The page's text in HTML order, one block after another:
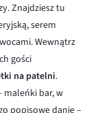
Znajdziesz tu
serem
Wewnątrz
gości
na patelni.
maleńki bar, w
popisowe danie –